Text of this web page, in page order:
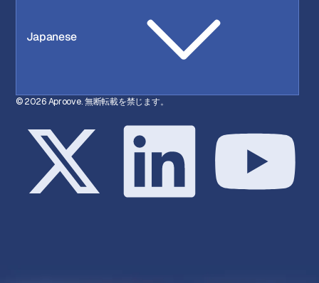
Japanese
© 2026 Aproove. 無断転載を禁じます。